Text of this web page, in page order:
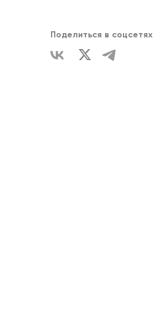
Поделиться в соцсетях